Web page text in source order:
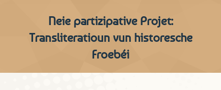
Neie partizipative Projet:
Transliteratioun vun historesche
Froebéi